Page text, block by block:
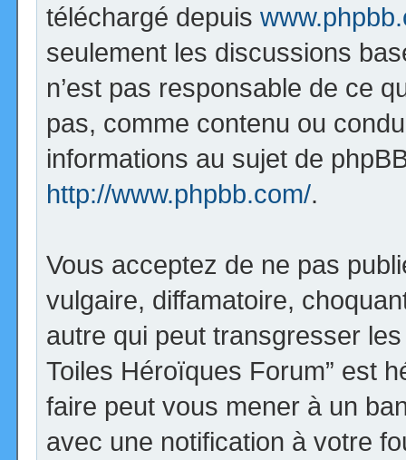
téléchargé depuis
seulement les discussions
n’est pas responsable de ce
pas, comme contenu ou
informations au sujet de
http://www.phpbb.com/.
Vous acceptez de ne pas
vulgaire, diffamatoire,
autre qui peut transgresser
Toiles Héroïques Forum” est
faire peut vous mener à un
avec une notification à votre